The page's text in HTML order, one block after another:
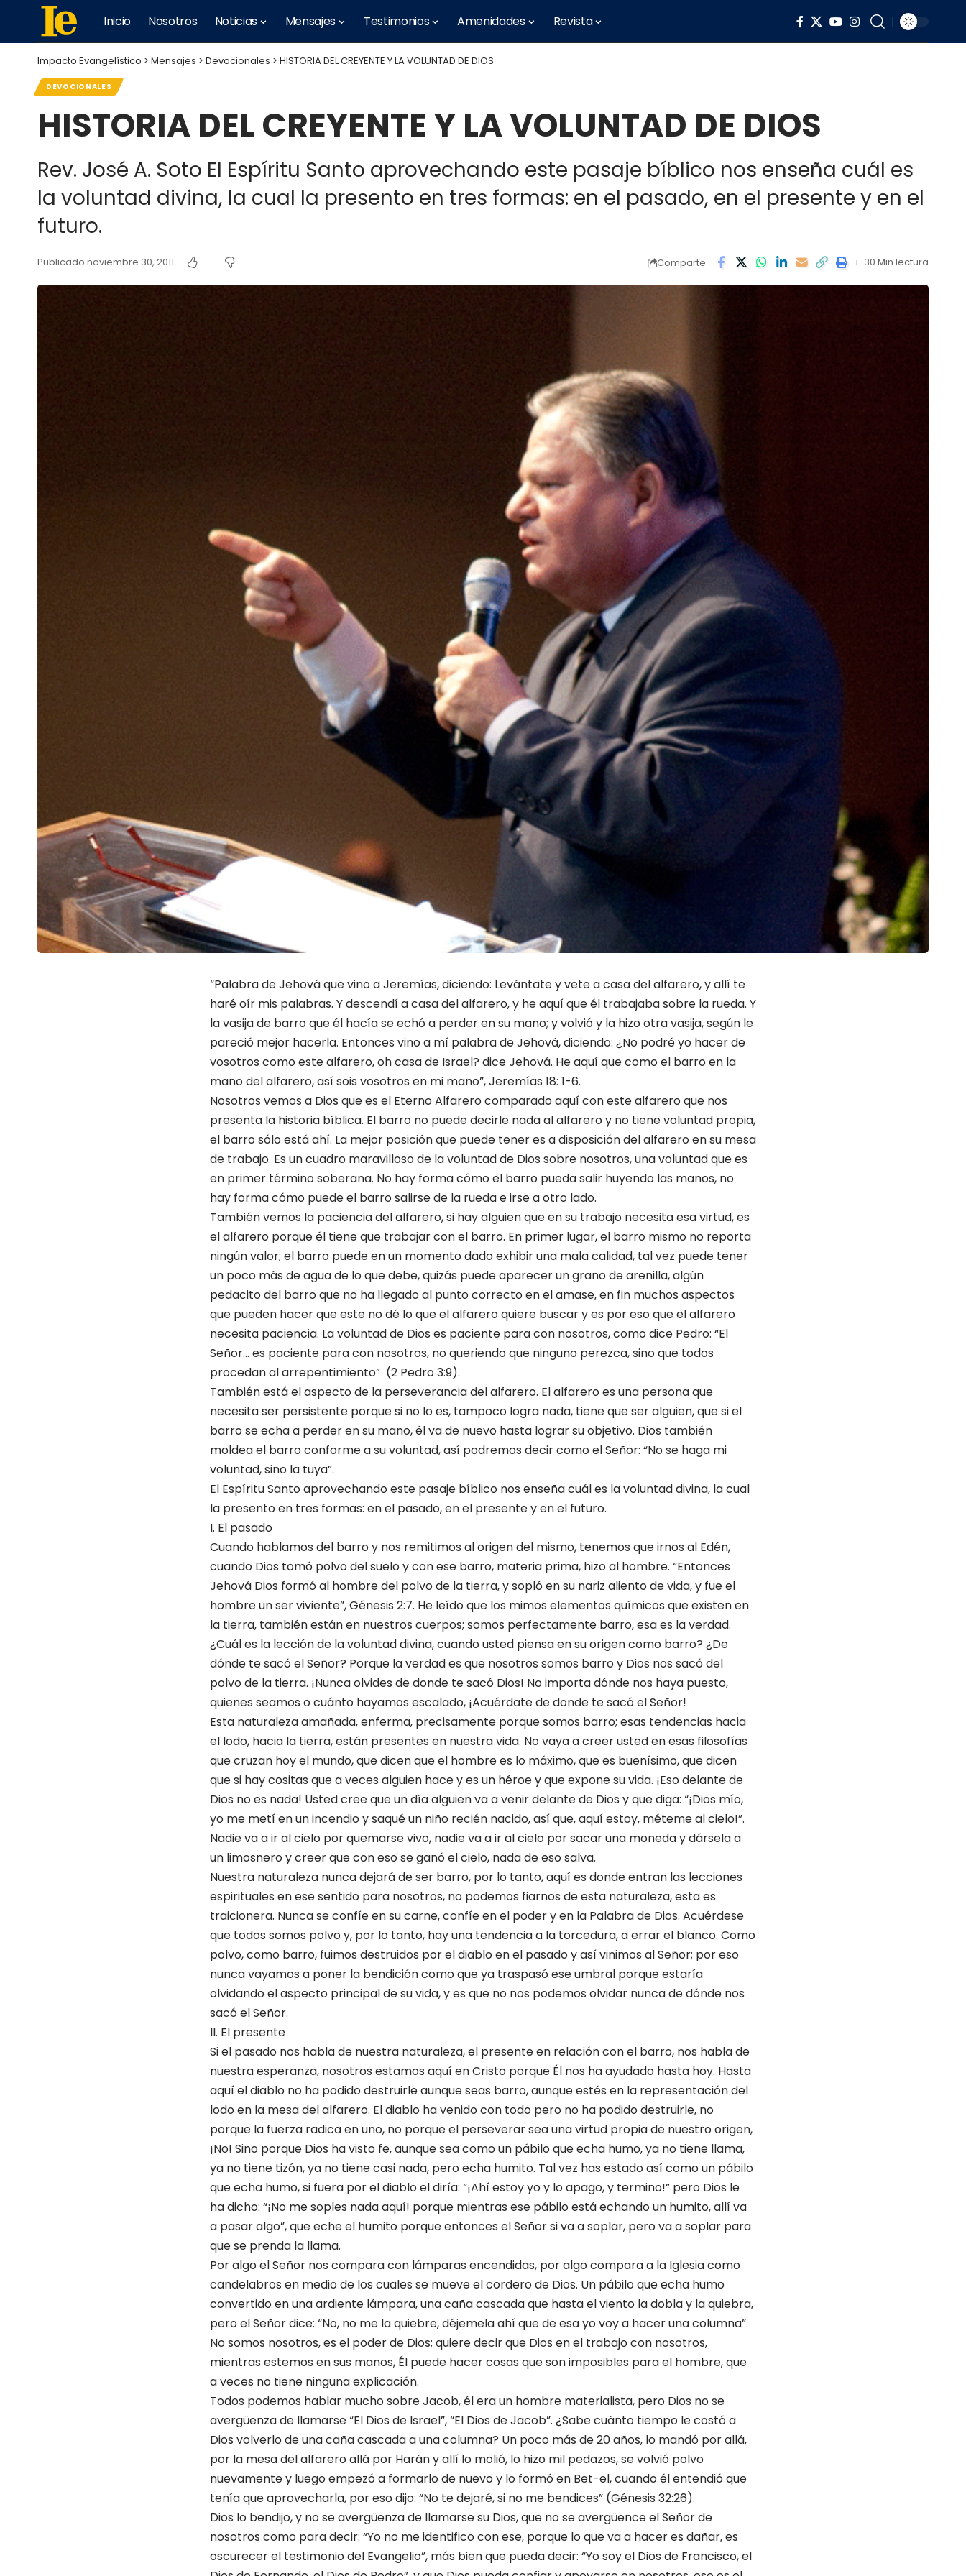
Inicio Nosotros Noticias Mensajes Testimonios Amenidades Revista
Impacto Evangelístico > Mensajes > Devocionales > HISTORIA DEL CREYENTE Y LA VOLUNTAD DE DIOS
DEVOCIONALES
HISTORIA DEL CREYENTE Y LA VOLUNTAD DE DIOS
Rev. José A. Soto El Espíritu Santo aprovechando este pasaje bíblico nos enseña cuál es
la voluntad divina, la cual la presento en tres formas: en el pasado, en el presente y en el
futuro.
Publicado noviembre 30, 2011 Comparte 30 Min lectura
“Palabra de Jehová que vino a Jeremías, diciendo: Levántate y vete a casa del alfarero, y allí te
haré oír mis palabras. Y descendí a casa del alfarero, y he aquí que él trabajaba sobre la rueda. Y
la vasija de barro que él hacía se echó a perder en su mano; y volvió y la hizo otra vasija, según le
pareció mejor hacerla. Entonces vino a mí palabra de Jehová, diciendo: ¿No podré yo hacer de
vosotros como este alfarero, oh casa de Israel? dice Jehová. He aquí que como el barro en la
mano del alfarero, así sois vosotros en mi mano”, Jeremías 18: 1-6.
Nosotros vemos a Dios que es el Eterno Alfarero comparado aquí con este alfarero que nos
presenta la historia bíblica. El barro no puede decirle nada al alfarero y no tiene voluntad propia,
el barro sólo está ahí. La mejor posición que puede tener es a disposición del alfarero en su mesa
de trabajo. Es un cuadro maravilloso de la voluntad de Dios sobre nosotros, una voluntad que es
en primer término soberana. No hay forma cómo el barro pueda salir huyendo las manos, no
hay forma cómo puede el barro salirse de la rueda e irse a otro lado.
También vemos la paciencia del alfarero, si hay alguien que en su trabajo necesita esa virtud, es
el alfarero porque él tiene que trabajar con el barro. En primer lugar, el barro mismo no reporta
ningún valor; el barro puede en un momento dado exhibir una mala calidad, tal vez puede tener
un poco más de agua de lo que debe, quizás puede aparecer un grano de arenilla, algún
pedacito del barro que no ha llegado al punto correcto en el amase, en fin muchos aspectos
que pueden hacer que este no dé lo que el alfarero quiere buscar y es por eso que el alfarero
necesita paciencia. La voluntad de Dios es paciente para con nosotros, como dice Pedro: “El
Señor… es paciente para con nosotros, no queriendo que ninguno perezca, sino que todos
procedan al arrepentimiento” (2 Pedro 3:9).
También está el aspecto de la perseverancia del alfarero. El alfarero es una persona que
necesita ser persistente porque si no lo es, tampoco logra nada, tiene que ser alguien, que si el
barro se echa a perder en su mano, él va de nuevo hasta lograr su objetivo. Dios también
moldea el barro conforme a su voluntad, así podremos decir como el Señor: “No se haga mi
voluntad, sino la tuya”.
El Espíritu Santo aprovechando este pasaje bíblico nos enseña cuál es la voluntad divina, la cual
la presento en tres formas: en el pasado, en el presente y en el futuro.
I. El pasado
Cuando hablamos del barro y nos remitimos al origen del mismo, tenemos que irnos al Edén,
cuando Dios tomó polvo del suelo y con ese barro, materia prima, hizo al hombre. “Entonces
Jehová Dios formó al hombre del polvo de la tierra, y sopló en su nariz aliento de vida, y fue el
hombre un ser viviente”, Génesis 2:7. He leído que los mimos elementos químicos que existen en
la tierra, también están en nuestros cuerpos; somos perfectamente barro, esa es la verdad.
¿Cuál es la lección de la voluntad divina, cuando usted piensa en su origen como barro? ¿De
dónde te sacó el Señor? Porque la verdad es que nosotros somos barro y Dios nos sacó del
polvo de la tierra. ¡Nunca olvides de donde te sacó Dios! No importa dónde nos haya puesto,
quienes seamos o cuánto hayamos escalado, ¡Acuérdate de donde te sacó el Señor!
Esta naturaleza amañada, enferma, precisamente porque somos barro; esas tendencias hacia
el lodo, hacia la tierra, están presentes en nuestra vida. No vaya a creer usted en esas filosofías
que cruzan hoy el mundo, que dicen que el hombre es lo máximo, que es buenísimo, que dicen
que si hay cositas que a veces alguien hace y es un héroe y que expone su vida. ¡Eso delante de
Dios no es nada! Usted cree que un día alguien va a venir delante de Dios y que diga: “¡Dios mío,
yo me metí en un incendio y saqué un niño recién nacido, así que, aquí estoy, méteme al cielo!”.
Nadie va a ir al cielo por quemarse vivo, nadie va a ir al cielo por sacar una moneda y dársela a
un limosnero y creer que con eso se ganó el cielo, nada de eso salva.
Nuestra naturaleza nunca dejará de ser barro, por lo tanto, aquí es donde entran las lecciones
espirituales en ese sentido para nosotros, no podemos fiarnos de esta naturaleza, esta es
traicionera. Nunca se confíe en su carne, confíe en el poder y en la Palabra de Dios. Acuérdese
que todos somos polvo y, por lo tanto, hay una tendencia a la torcedura, a errar el blanco. Como
polvo, como barro, fuimos destruidos por el diablo en el pasado y así vinimos al Señor; por eso
nunca vayamos a poner la bendición como que ya traspasó ese umbral porque estaría
olvidando el aspecto principal de su vida, y es que no nos podemos olvidar nunca de dónde nos
sacó el Señor.
II. El presente
Si el pasado nos habla de nuestra naturaleza, el presente en relación con el barro, nos habla de
nuestra esperanza, nosotros estamos aquí en Cristo porque Él nos ha ayudado hasta hoy. Hasta
aquí el diablo no ha podido destruirle aunque seas barro, aunque estés en la representación del
lodo en la mesa del alfarero. El diablo ha venido con todo pero no ha podido destruirle, no
porque la fuerza radica en uno, no porque el perseverar sea una virtud propia de nuestro origen,
¡No! Sino porque Dios ha visto fe, aunque sea como un pábilo que echa humo, ya no tiene llama,
ya no tiene tizón, ya no tiene casi nada, pero echa humito. Tal vez has estado así como un pábilo
que echa humo, si fuera por el diablo el diría: “¡Ahí estoy yo y lo apago, y termino!” pero Dios le
ha dicho: “¡No me soples nada aquí! porque mientras ese pábilo está echando un humito, allí va
a pasar algo”, que eche el humito porque entonces el Señor si va a soplar, pero va a soplar para
que se prenda la llama.
Por algo el Señor nos compara con lámparas encendidas, por algo compara a la Iglesia como
candelabros en medio de los cuales se mueve el cordero de Dios. Un pábilo que echa humo
convertido en una ardiente lámpara, una caña cascada que hasta el viento la dobla y la quiebra,
pero el Señor dice: “No, no me la quiebre, déjemela ahí que de esa yo voy a hacer una columna”.
No somos nosotros, es el poder de Dios; quiere decir que Dios en el trabajo con nosotros,
mientras estemos en sus manos, Él puede hacer cosas que son imposibles para el hombre, que
a veces no tiene ninguna explicación.
Todos podemos hablar mucho sobre Jacob, él era un hombre materialista, pero Dios no se
avergüenza de llamarse “El Dios de Israel”, “El Dios de Jacob”. ¿Sabe cuánto tiempo le costó a
Dios volverlo de una caña cascada a una columna? Un poco más de 20 años, lo mandó por allá,
por la mesa del alfarero allá por Harán y allí lo molió, lo hizo mil pedazos, se volvió polvo
nuevamente y luego empezó a formarlo de nuevo y lo formó en Bet-el, cuando él entendió que
tenía que aprovecharla, por eso dijo: “No te dejaré, si no me bendices” (Génesis 32:26).
Dios lo bendijo, y no se avergüenza de llamarse su Dios, que no se avergüence el Señor de
nosotros como para decir: “Yo no me identifico con ese, porque lo que va a hacer es dañar, es
oscurecer el testimonio del Evangelio”, más bien que pueda decir: “Yo soy el Dios de Francisco, el